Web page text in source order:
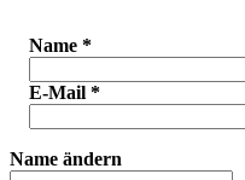
Name *
E-Mail *
Name ändern